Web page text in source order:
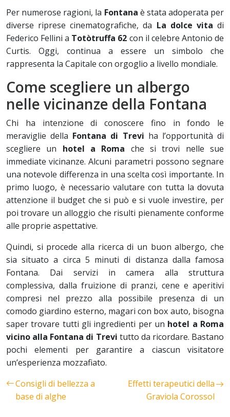
Per numerose ragioni, la Fontana è stata adoperata per
diverse riprese cinematografiche, da La dolce vita di
Federico Fellini a Totòtruffa 62 con il celebre Antonio de
Curtis. Oggi, continua a essere un simbolo che
rappresenta la Capitale con orgoglio a livello mondiale.
Come scegliere un albergo
nelle vicinanze della Fontana
Chi ha intenzione di conoscere fino in fondo le
meraviglie della Fontana di Trevi ha l’opportunità di
scegliere un hotel a Roma che si trovi nelle sue
immediate vicinanze. Alcuni parametri possono segnare
una notevole differenza in una scelta così importante. In
primo luogo, è necessario valutare con tutta la dovuta
attenzione il budget che si può e si vuole investire, per
poi trovare un alloggio che risulti pienamente conforme
alle proprie aspettative.
Quindi, si procede alla ricerca di un buon albergo, che
sia situato a circa 5 minuti di distanza dalla famosa
Fontana. Dai servizi in camera alla struttura
complessiva, dalla fruizione di pranzi, cene e aperitivi
compresi nel prezzo alla possibile presenza di un
comodo giardino esterno, magari con box auto, bisogna
saper trovare tutti gli ingredienti per un hotel a Roma
vicino alla Fontana di Trevi tutto da ricordare. Bastano
pochi elementi per garantire a ciascun visitatore
un’esperienza mozzafiato.
Consigli di bellezza a
base di alghe
Effetti terapeutici della
Graviola Corossol